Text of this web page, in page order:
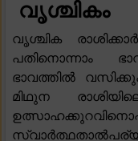
വൃശ്ചികം
വൃശ്ചിക
പതിനൊന്നാം
ഭാവത്തിൽ
മിഥുന